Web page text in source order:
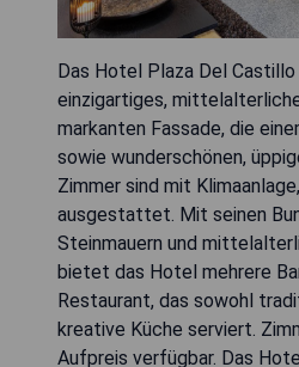
Das Hotel Plaza Del
einzigartiges,
markanten Fassade, die
sowie wunderschönen,
Zimmer sind mit
ausgestattet. Mit seinen
Steinmauern und
bietet das Hotel mehrere
Restaurant, das sowohl
kreative Küche serviert.
Aufpreis verfügbar. Das